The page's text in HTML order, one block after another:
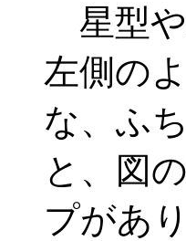
星型や
左側の
な、ふ
と、図
プがあ